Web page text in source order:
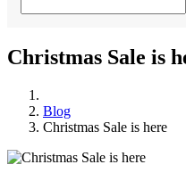
Christmas Sale is
Blog
Christmas Sale is here